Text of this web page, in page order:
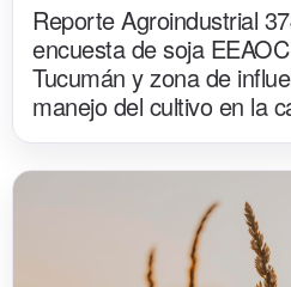
Reporte Agroindustrial
encuesta de soja
Tucumán y zona de
manejo del cultivo en la